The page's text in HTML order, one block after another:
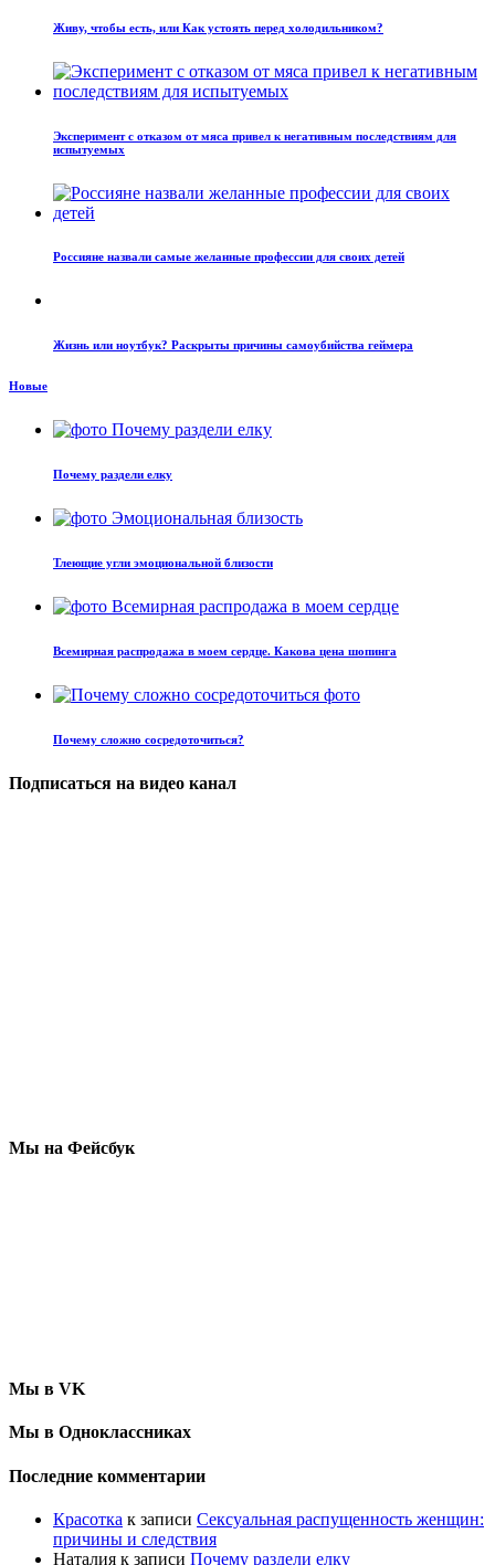
Живу, чтобы есть, или Как устоять перед холодильником?
Эксперимент с отказом от мяса привел к негативным последствиям для
испытуемых
Россияне назвали самые желанные профессии для своих детей
Жизнь или ноутбук? Раскрыты причины самоубийства геймера
Новые
Почему раздели елку
Тлеющие угли эмоциональной близости
Всемирная распродажа в моем сердце. Какова цена шопинга
Почему сложно сосредоточиться?
Подписаться на видео канал
Мы на Фейсбук
Мы в VK
Мы в Одноклассниках
Последние комментарии
Красотка к записи Сексуальная распущенность женщин:
причины и следствия
Наталия к записи Почему раздели елку